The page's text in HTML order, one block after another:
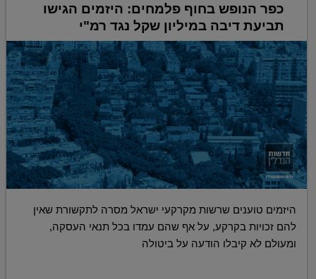
כפר הנופש בחוף פלמחים: היזמים הגישו
תביעת דיבה במיליון שקל נגד רמ"י
היזמים טוענים שרשות מקרקעי ישראל מסרה לתקשורת שאין
להם זכויות בקרקע, על אף שהם עמדו בכל תנאי העסקה,
ומעולם לא קיבלו הודעה על ביטולה